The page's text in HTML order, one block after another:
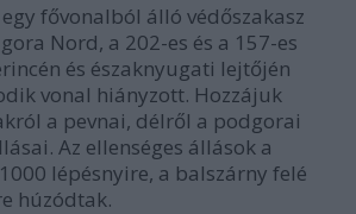
fővonalból álló védőszakasz
Nord, a 202-es és a 157-es
és északnyugati lejtőjén
vonal hiányzott. Hozzájuk
a pevnai, délről a podgorai
Az ellenséges állások a
lépésnyire, a balszárny felé
húzódtak.